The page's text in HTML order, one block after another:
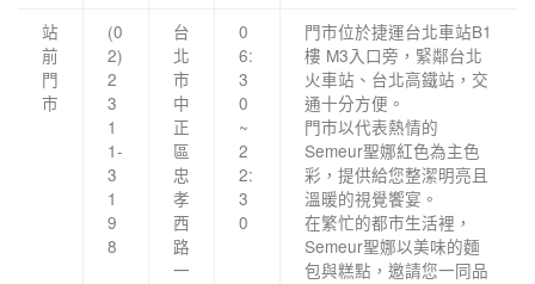
站
前
門
市
(0
2)
2
3
1
1-
3
1
9
8
台
北
市
中
正
區
忠
孝
西
路
一
0
6:
3
0
~
2
2:
3
0
門市位於捷運台北車站B1
樓 M3入口旁，緊鄰台北
火車站、台北高鐵站，交
通十分方便。
門市以代表熱情的
Semeur聖娜紅色為主色
彩，提供給您整潔明亮且
溫暖的視覺饗宴。
在繁忙的都市生活裡，
Semeur聖娜以美味的麵
包與糕點，邀請您一同品